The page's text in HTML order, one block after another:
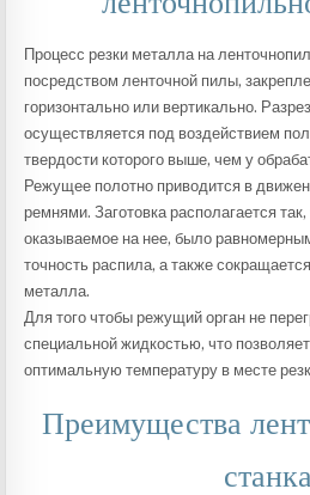
Процесс резки металла на
посредством ленточной пилы,
горизонтально или вертикально.
осуществляется под воздействием
твердости которого выше, чем у
Режущее полотно приводится в
ремнями. Заготовка располагается
оказываемое на нее, было
точность распила, а также
металла.
Для того чтобы режущий орган не
специальной жидкостью, что
оптимальную температуру в месте
Преимущества
станка